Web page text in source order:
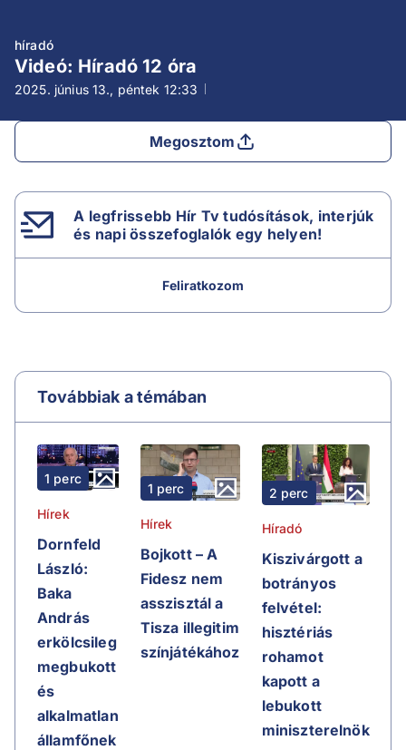
híradó
Videó: Híradó 12 óra
2025. június 13., péntek 12:33
Megosztom
A legfrissebb Hír Tv tudósítások, interjúk
és napi összefoglalók egy helyen!
Feliratkozom
Továbbiak a témában
1 perc
Hírek
Dornfeld
László:
Baka
András
erkölcsileg
megbukott
és
alkalmatlan
államfőnek
1 perc
Hírek
Bojkott – A
Fidesz nem
asszisztál a
Tisza illegitim
színjátékához
2 perc
Híradó
Kiszivárgott a
botrányos
felvétel:
hisztériás
rohamot
kapott a
lebukott
miniszterelnök